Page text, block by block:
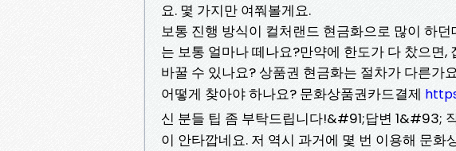
요. 몇 가지만 여쭤볼게요.
보통 진행 방식이 컬처랜드 현금화으로 많이 하
는 보통 얼마나 떼나요?만약에 한도가 다 찼으면
바꿀 수 있나요? 상품권 현금화는 절차가 다른가
어떻게 찾아야 하나요? 문화상품권카드결제
신 분들 팁 좀 부탁드립니다!&#91;답변 1&#93;
이 안타깝네요. 저 역시 과거에 몇 번 이용해 문화